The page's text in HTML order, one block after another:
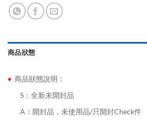
商品狀態
♦ 商品狀態說明：
S：全新未開封品
A：開封品，未使用品/只開封Check件